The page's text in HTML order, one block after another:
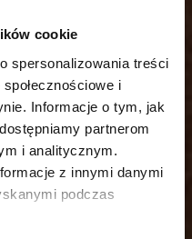
cookie
spersonalizowania treści
i
Informacje o tym, jak
partnerom
i analitycznym.
z innymi danymi
podczas
obserwacja
znajomości
się w terenie
zmiany pozycji
i sprzętu
a także pracy w
obserwację i
Osoba bez tego
– często zanim
materiał.